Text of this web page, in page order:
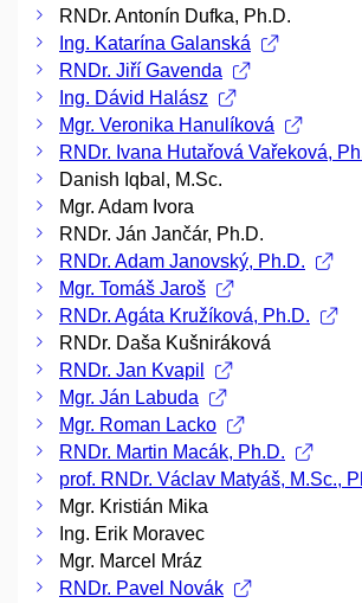
RNDr. Antonín Dufka, Ph.D.
Ing. Katarína Galanská
RNDr. Jiří Gavenda
Ing. Dávid Halász
Mgr. Veronika Hanulíková
RNDr. Ivana Hutařová Vařeková,
Danish Iqbal, M.Sc.
Mgr. Adam Ivora
RNDr. Ján Jančár, Ph.D.
RNDr. Adam Janovský, Ph.D.
Mgr. Tomáš Jaroš
RNDr. Agáta Kružíková, Ph.D.
RNDr. Daša Kušniráková
RNDr. Jan Kvapil
Mgr. Ján Labuda
Mgr. Roman Lacko
RNDr. Martin Macák, Ph.D.
prof. RNDr. Václav Matyáš, M.Sc.,
Mgr. Kristián Mika
Ing. Erik Moravec
Mgr. Marcel Mráz
RNDr. Pavel Novák